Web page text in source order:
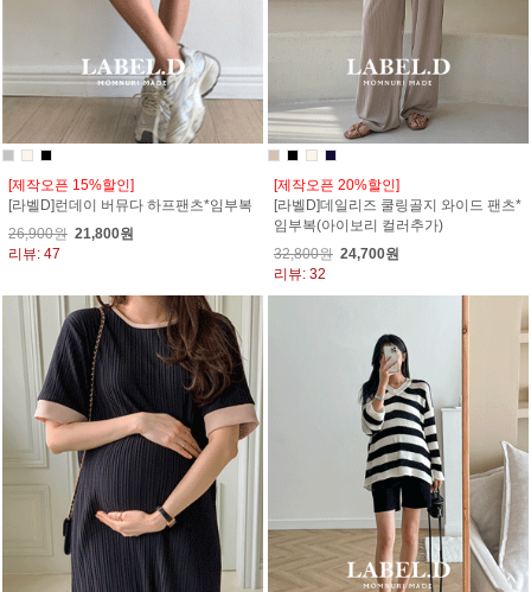
[제작오픈 15%할인]
[라벨D]런데이 버뮤다 하프팬츠*임부복
26,900원 21,800원
리뷰: 47
[제작오픈 20%할인]
[라벨D]데일리즈 쿨링골지 와이드 팬츠*
임부복(아이보리 컬러추가)
32,800원 24,700원
리뷰: 32